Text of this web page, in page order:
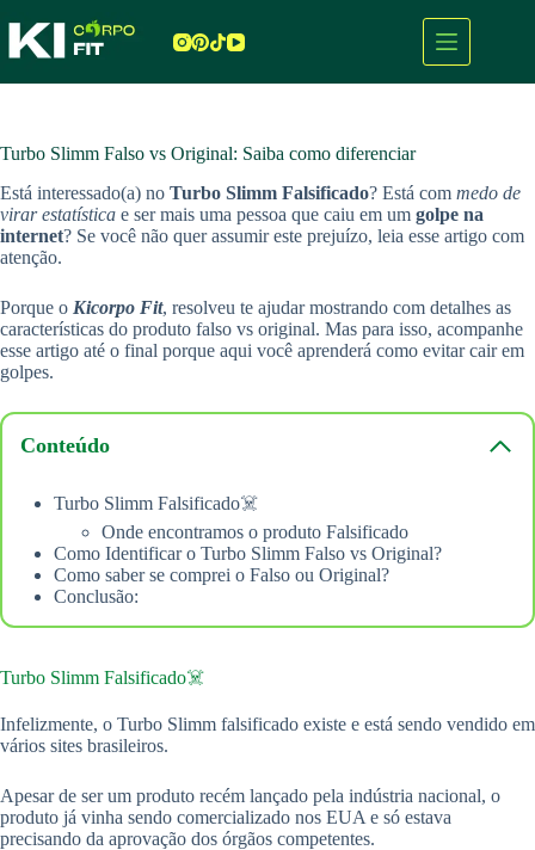
para
Turbo Slimm Falso vs Original: Saiba como diferenciar
Está interessado(a) no Turbo Slimm Falsificado? Está com medo de
virar estatística e ser mais uma pessoa que caiu em um golpe na
internet? Se você não quer assumir este prejuízo, leia esse artigo com
atenção.
Porque o Kicorpo Fit, resolveu te ajudar mostrando com detalhes as
características do produto falso vs original. Mas para isso, acompanhe
esse artigo até o final porque aqui você aprenderá como evitar cair em
golpes.
Conteúdo
Turbo Slimm Falsificado☠️
Onde encontramos o produto Falsificado
Como Identificar o Turbo Slimm Falso vs Original?
Como saber se comprei o Falso ou Original?
Conclusão:
Turbo Slimm Falsificado☠️
Infelizmente, o Turbo Slimm falsificado existe e está sendo vendido em
vários sites brasileiros.
Apesar de ser um produto recém lançado pela indústria nacional, o
produto já vinha sendo comercializado nos EUA e só estava
precisando da aprovação dos órgãos competentes.